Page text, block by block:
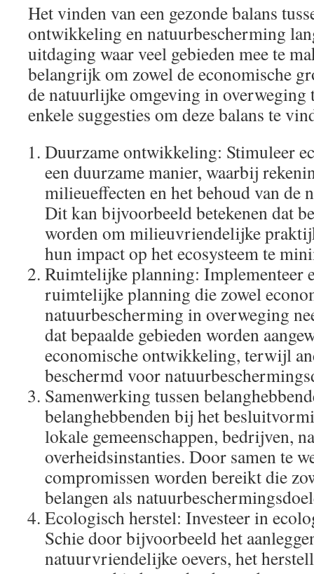
Het vinden van een gezonde balans
ontwikkeling en natuurbescherming
uitdaging waar veel gebieden mee te
belangrijk om zowel de economische
de natuurlijke omgeving in overweging
enkele suggesties om deze balans te
Duurzame ontwikkeling: Stimuleer
een duurzame manier, waarbij
milieueffecten en het behoud van de
Dit kan bijvoorbeeld betekenen dat
worden om milieuvriendelijke
hun impact op het ecosysteem te
Ruimtelijke planning: Implementeer
ruimtelijke planning die zowel
natuurbescherming in overweging
dat bepaalde gebieden worden
economische ontwikkeling, terwijl
beschermd voor
Samenwerking tussen
belanghebbenden bij het
lokale gemeenschappen, bedrijven,
overheidsinstanties. Door samen te
compromissen worden bereikt die
belangen als
Ecologisch herstel: Investeer in
Schie door bijvoorbeeld het
natuurvriendelijke oevers, het